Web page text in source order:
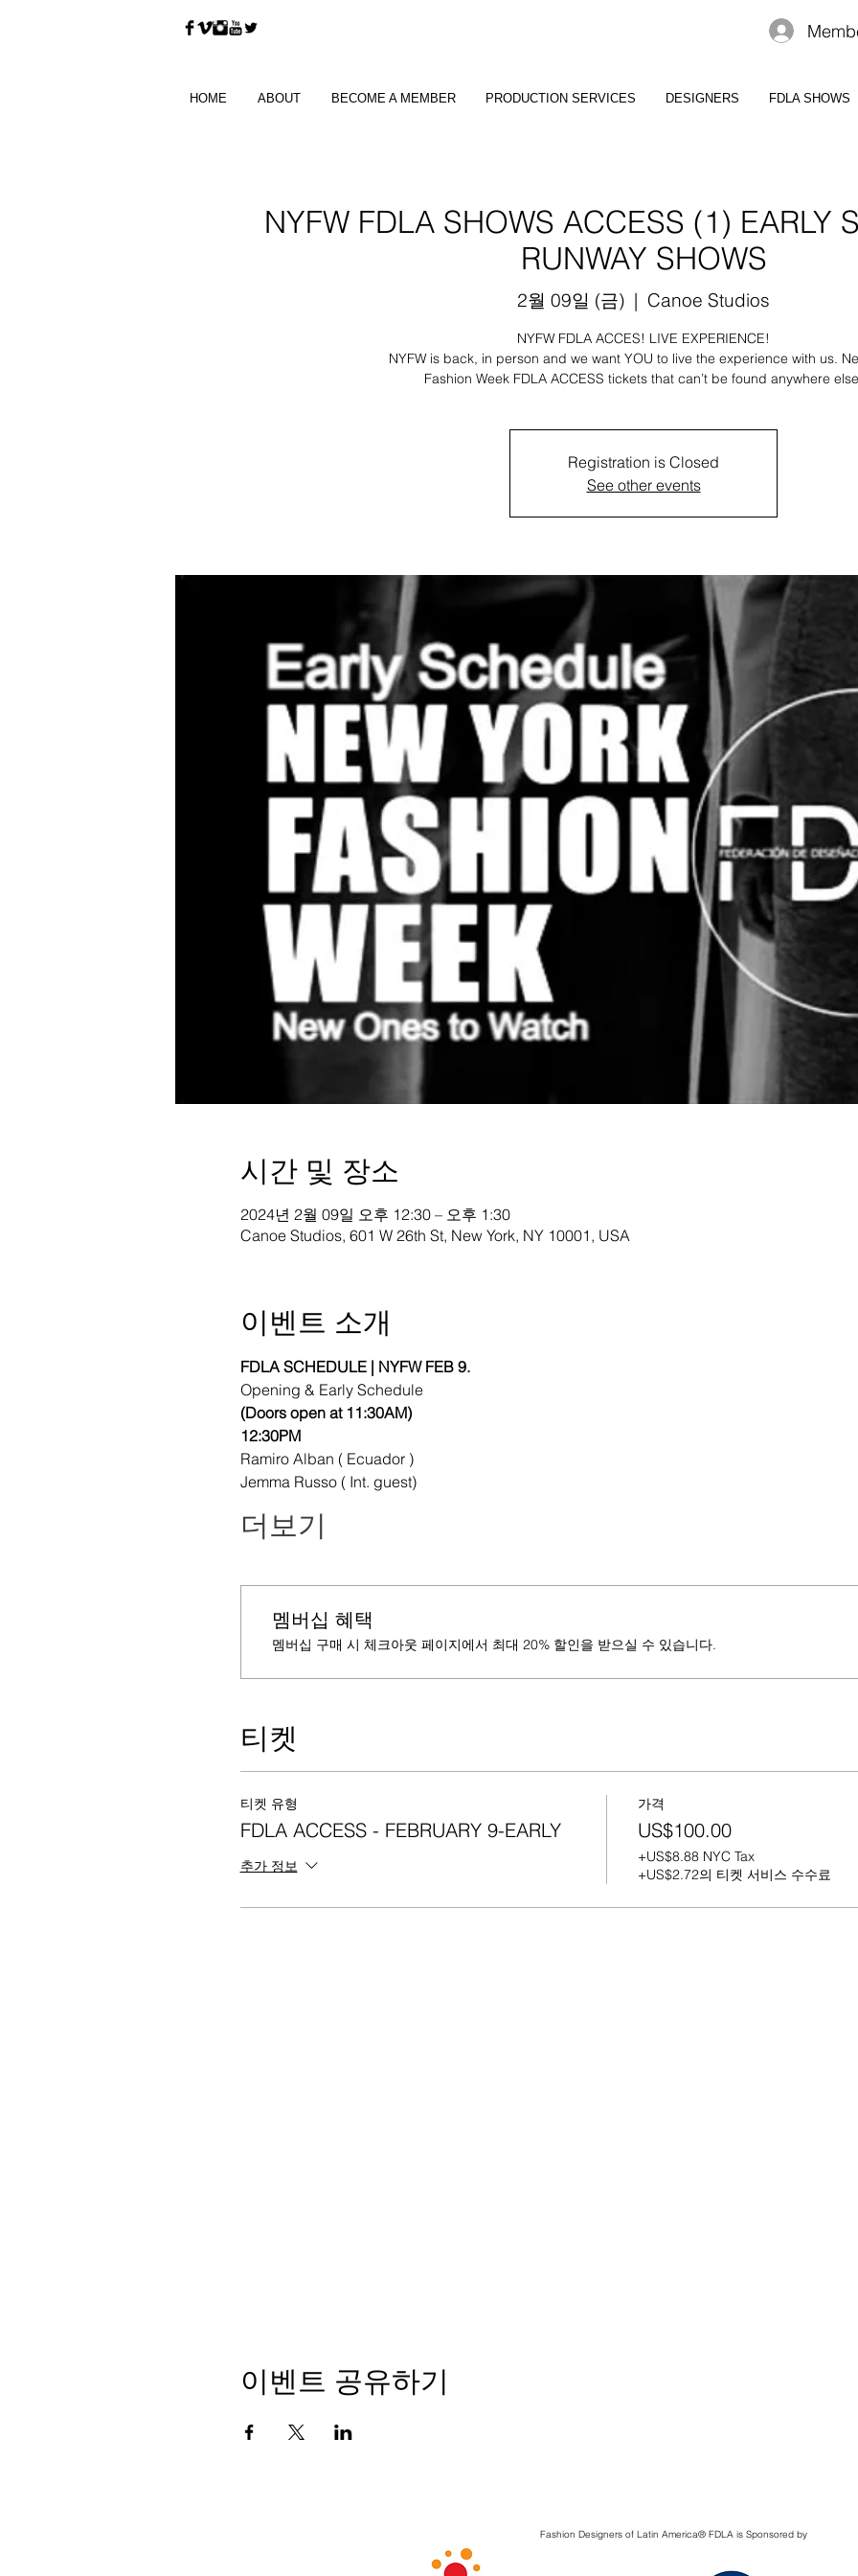
HOME ABOUT BECOME A MEMBER PRODUCTION SERVICES DESIGNERS FDLA SHOWS
NYFW FDLA SHOWS ACCESS (1) EARLY
RUNWAY SHOWS
2월 09일 (금)
  |
Canoe Studios
NYFW FDLA ACCES! LIVE EXPERIENCE!
NYFW is back, in person and we want YOU to live the experience with us.
Fashion Week FDLA ACCESS tickets that can’t be found anywhere
Registration is Closed
See other events
시간 및 장소
2024년 2월 09일 오후 12:30 – 오후 1:30
Canoe Studios, 601 W 26th St, New York, NY 10001, USA
이벤트 소개
FDLA SCHEDULE | NYFW FEB 9.
Opening & Early Schedule
(Doors open at 11:30AM)
12:30PM
Ramiro Alban ( Ecuador )
Jemma Russo ( Int. guest)
더보기
멤버십 혜택
멤버십 구매 시 체크아웃 페이지에서 최대 20% 할인을 받으실 수 있습니다.
티켓
티켓 유형
FDLA ACCESS - FEBRUARY 9-EARLY
추가 정보
가격
US$100.00
+US$8.88 NYC Tax
+US$2.72의 티켓 서비스 수수료
이벤트 공유하기
Fashion Designers of Latin America®️ FDLAis Sponsored by